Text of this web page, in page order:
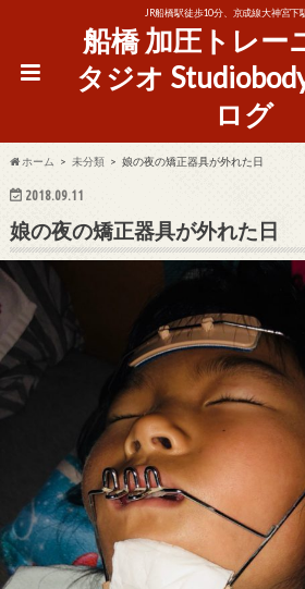
JR船橋駅徒歩10分、京成線大神宮下
船橋 加圧トレー
タジオ
ログ
ホーム 未分類 娘の夜の矯正器具が外れた日
2018.09.11
娘の夜の矯正器具が外れた日